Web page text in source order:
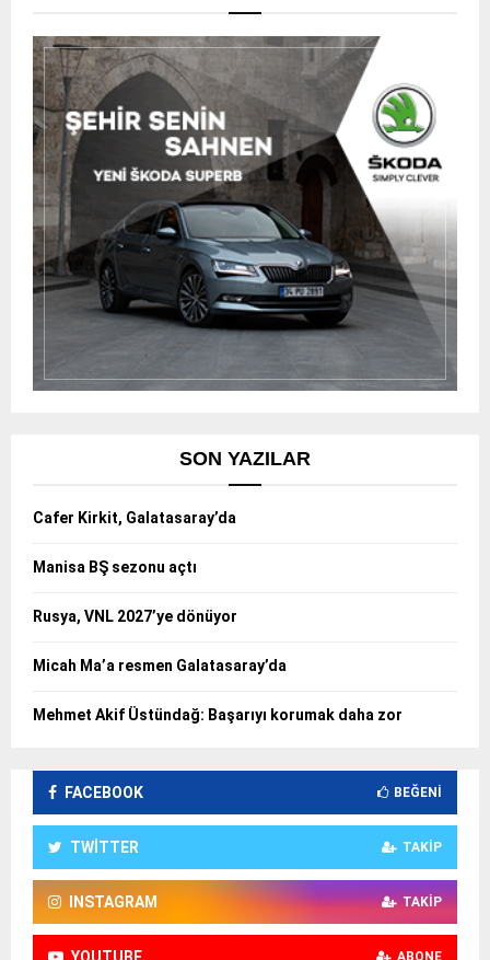
SON YAZILAR
Cafer Kirkit, Galatasaray’da
Manisa BŞ sezonu açtı
Rusya, VNL 2027’ye dönüyor
Micah Ma’a resmen Galatasaray’da
Mehmet Akif Üstündağ: Başarıyı korumak daha zor
FACEBOOK BEĞENI
TWITTER TAKIP
INSTAGRAM TAKIP
YOUTUBE ABONE